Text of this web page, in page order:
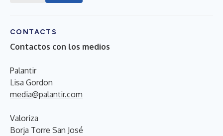
CONTACTS
Contactos con los medios
Palantir
Lisa Gordon
media@palantir.com
Valoriza
Borja Torre San José